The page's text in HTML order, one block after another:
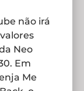
não irá
Neo
Em
Me